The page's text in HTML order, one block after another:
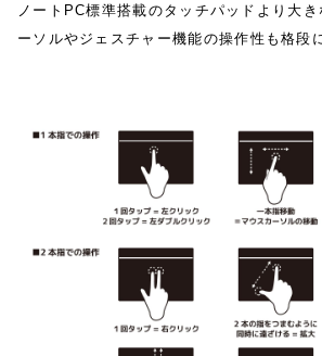
ノートPC標準搭載のタッチパッドより大
ーソルやジェスチャー機能の操作性も格段